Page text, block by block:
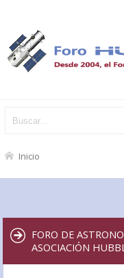
Inicio
FORO DE
ASOCIACIÓN